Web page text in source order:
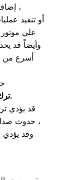
إضافة وزن اثقل من الملابس في الغسالة ،
أو تنفيذ
علي
وأيضاً قد
أسرع من
.
قد يؤدي
حدوث صداء وتلف في الأسلاك و الأجزاء الداخلية أيضاً ،
وقد يؤدي